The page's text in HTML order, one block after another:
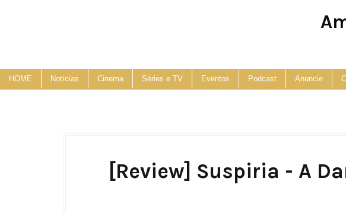
HOME Notícias Cinema Séries e TV Eventos Podcast Anuncie
[Review] Suspiria - A